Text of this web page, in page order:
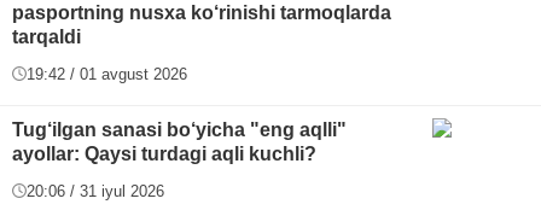
pasportning nusxa ko‘rinishi tarmoqlarda
tarqaldi
19:42 / 01 avgust 2026
Tug‘ilgan sanasi bo‘yicha "eng aqlli"
ayollar: Qaysi turdagi aqli kuchli?
20:06 / 31 iyul 2026